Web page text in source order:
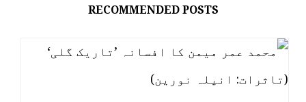
RECOMMENDED POSTS